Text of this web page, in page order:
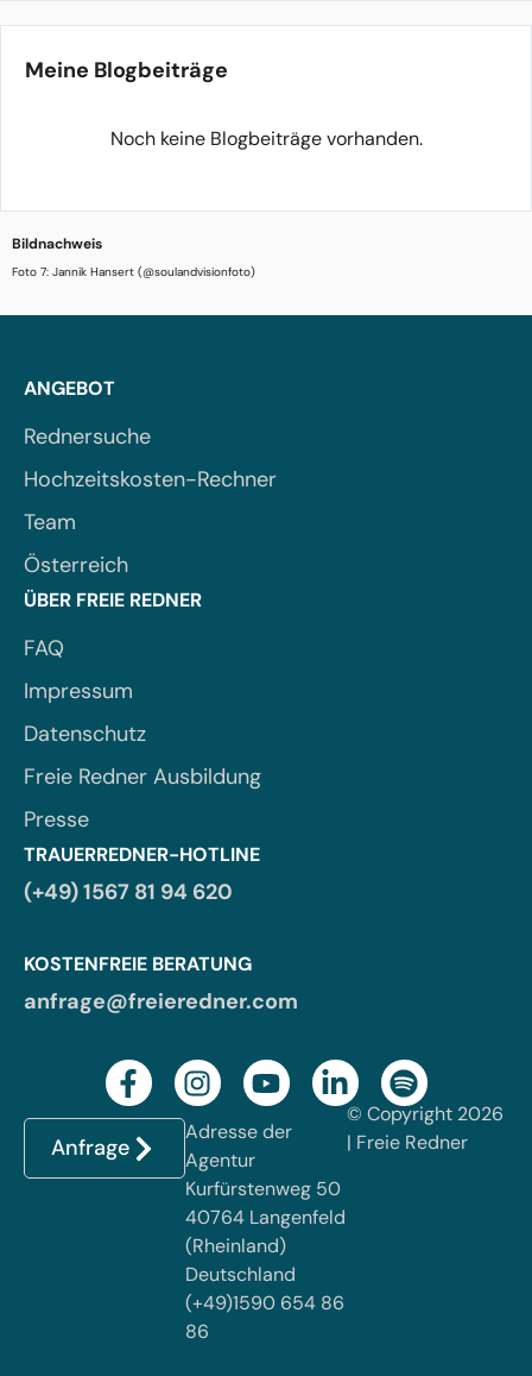
Meine Blogbeiträge
Noch keine Blogbeiträge vorhanden.
Bildnachweis
Foto 7: Jannik Hansert (@soulandvisionfoto)
ANGEBOT
Rednersuche
Hochzeitskosten-Rechner
Team
Österreich
ÜBER FREIE REDNER
FAQ
Impressum
Datenschutz
Freie Redner Ausbildung
Presse
TRAUERREDNER-HOTLINE
(+49) 1567 81 94 620
KOSTENFREIE BERATUNG
anfrage@freieredner.com
Anfrage
Adresse der
Agentur
Kurfürstenweg 50
40764 Langenfeld
(Rheinland)
Deutschland
(+49)1590 654 86
86
© Copyright 2026
| Freie Redner